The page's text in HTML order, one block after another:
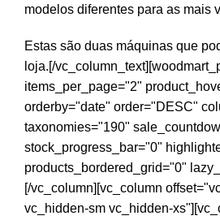
modelos diferentes para as mais
Estas são duas máquinas que
loja.[/
items_per_page="2"
orderby="date" order="DESC"
taxonomies="190"
stock_progress_bar="0"
products_bordered_grid="0"
[/vc_column][vc_column
vc_hidden-sm vc_hidden-